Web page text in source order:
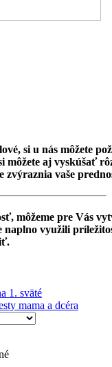
si u nás môžete
môžete aj vyskúšať
zvýraznia vaše
môžeme pre Vás
naplno využili
1. sväté
mama a dcéra